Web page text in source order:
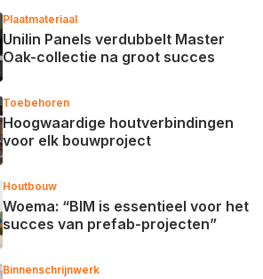
Plaatmateriaal
Unilin Panels verdubbelt Master
Oak-collectie na groot succes
Toebehoren
Hoogwaardige houtverbindingen
voor elk bouwproject
Houtbouw
Woema: “BIM is essentieel voor het
succes van prefab-projecten”
Binnenschrijnwerk